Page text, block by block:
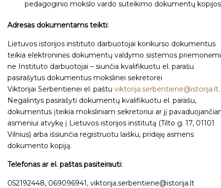
pedagoginio mokslo vardo suteikimo dokumentų kopijos
Adresas dokumentams teikti:
Lietuvos istorijos instituto darbuotojai konkurso dokumentus
teikia elektroninės dokumentų valdymo sistemos
ne Instituto darbuotojai – siunčia kvalifikuotu el. parašu
pasirašytus dokumentus mokslinei sekretorei
Viktorijai Serbentienei el. paštu viktorija.serbentiene@istorija.lt.
Negalintys pasirašyti dokumentų kvalifikuotu el. parašu,
dokumentus įteikia moksliniam sekretoriui ar jį
asmeniui atvykę į Lietuvos istorijos institutą (Tilto g. 17, 01101
Vilnius) arba išsiunčia registruotu laišku, pridėję asmens
dokumento kopiją.
Telefonas ar el. paštas pasiteirauti:
052192448, 069096941, viktorija.serbentiene@istorija.lt